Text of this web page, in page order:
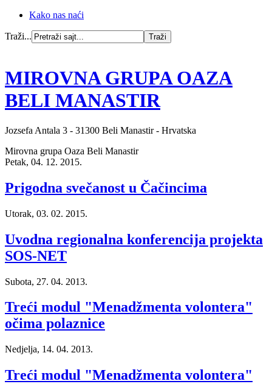
Kako nas naći
Traži...
MIROVNA GRUPA OAZA
BELI MANASTIR
Jozsefa Antala 3 - 31300 Beli Manastir - Hrvatska
Mirovna grupa Oaza Beli Manastir
Petak, 04. 12. 2015.
Prigodna svečanost u Čačincima
Utorak, 03. 02. 2015.
Uvodna regionalna konferencija projekta
SOS-NET
Subota, 27. 04. 2013.
Treći modul "Menadžmenta volontera"
očima polaznice
Nedjelja, 14. 04. 2013.
Treći modul "Menadžmenta volontera"